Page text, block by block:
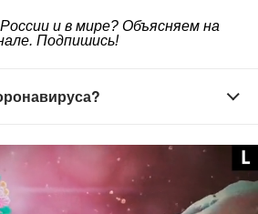
и в мире? Объясняем на
. Подпишись!
из дома без